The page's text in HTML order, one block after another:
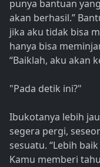
punya bantuan
akan berhasil.”
jika aku tidak bisa
hanya bisa
“Baiklah, aku akan
"Pada detik ini?"
Ibukotanya lebih
segera pergi,
sesuatu. “Lebih
Kamu memberi